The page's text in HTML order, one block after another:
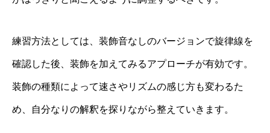
練習方法としては、装飾音なしのバージョンで旋律線を
確認した後、装飾を加えてみるアプローチが有効です。
装飾の種類によって速さやリズムの感じ方も変わるた
め、自分なりの解釈を探りながら整えていきます。